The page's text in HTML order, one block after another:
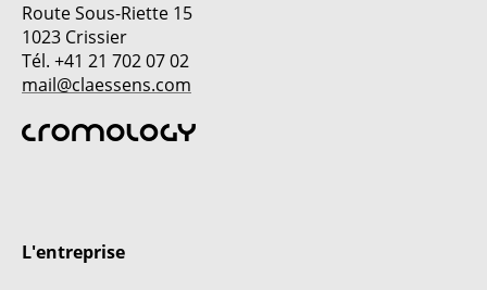
Route Sous-Riette 15
1023 Crissier
Tél. +41 21 702 07 02
mail@claessens.com
L'entreprise